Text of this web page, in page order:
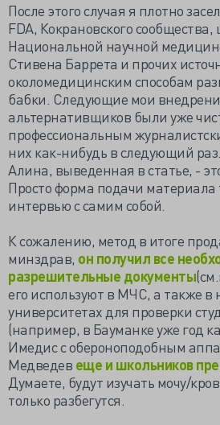
После этого случая я плотно
FDA, Кокрановского сообщества,
Национальной научной
Стивена Баррета и прочих
околомедицинским способам
бабки. Следующие мои
альтернативщиков были уже
профессиональным
них как-нибудь в следующий
Алина, выведенная в статье, -
Просто форма подачи материала
интервью с самим собой.
К сожалению, метод в итоге
минздрав, он получил все
разрешительные документы
его используют в МЧС, а также в
университетах для проверки
(например, в Бауманке уже год
Имедис с обероноподобным
Медведев еще и школьников
Думаете, будут изучать мочу/
только разбегутся.